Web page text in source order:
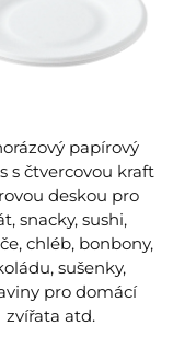
papírový
s čtvercovou kraft
deskou pro
snacky, sushi,
chléb, bonbony,
sušenky,
pro domácí
zvířata atd.